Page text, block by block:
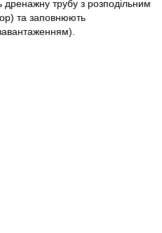
трубу з розподільним
та заповнюють